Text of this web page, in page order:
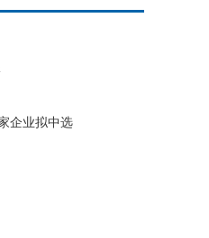
企业拟中选